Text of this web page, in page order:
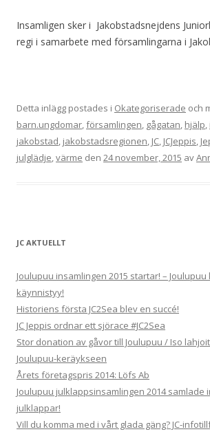
Insamligen sker i Jakobstadsnejdens
regi i samarbete med församlingarna i
Detta inlägg postades i Okategoriserade och
barn.ungdomar,församlingen, gågatan, hjälp,
jakobstad, jakobstadsregionen, JC, JCJeppis,
julglädje,värme den 24 november, 2015 av
JC AKTUELLT
Joulupuu insamlingen 2015 startar! – Joulupuu
käynnistyy!
Historiens första JC2Sea blev en succé!
JC Jeppis ordnar ett sjörace #JC2Sea
Stor donation av gåvor till Joulupuu / Iso
Joulupuu-keräykseen
Årets företagspris 2014: Löfs Ab
Joulupuu julklappsinsamlingen 2014 samlade
julklappar!
Vill du komma med i vårt glada gäng? JC-